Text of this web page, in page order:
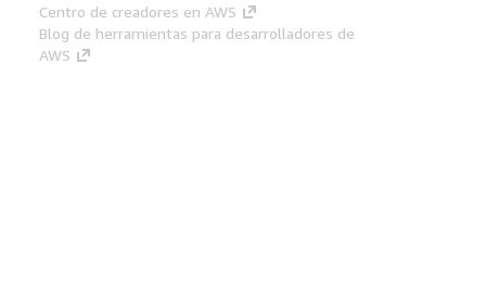
Centro de creadores en AWS
Blog de herramientas para desarrolladores de
AWS